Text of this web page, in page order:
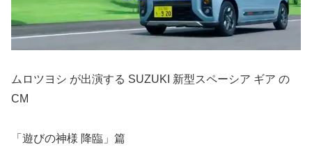
ムロツヨシ が出演する SUZUKI 新型スペーシア ギア の
CM
「遊びの神様 降臨」篇